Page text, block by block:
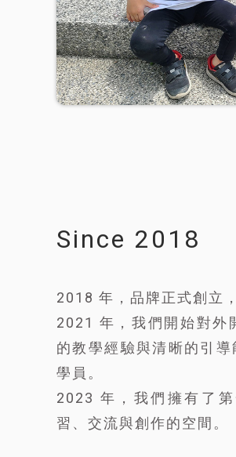
Since 2018
2018 年，品牌正式創立
2021 年，我們開始對外
的教學經驗與清晰的引
學員。
2023 年，我們擁有了
習、交流與創作的空間。